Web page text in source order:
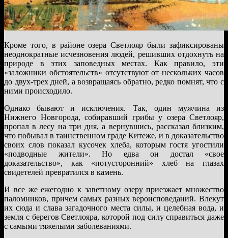
Кроме того, в районе озера Светлояр были зафиксированы
неоднократные исчезновения людей, решивших отдохнуть на
природе в этих заповедных местах. Как правило, эти
«заложники обстоятельств» отсутствуют от нескольких часов
до двух-трех дней, а возвращаясь обратно, редко помнят, что с
ними происходило.
Однако бывают и исключения. Так, один мужчина из
Нижнего Новгорода, собиравший грибы у озера Светлояр,
пропал в лесу на три дня, а вернувшись, рассказал близким,
что побывал в таинственном граде Китеже, и в доказательство
своих слов показал кусочек хлеба, которым гостя угостили
«подводные жители». Но едва он достал «свое
доказательство», как «потусторонний» хлеб на глазах
свидетелей превратился в камень.
И все же ежегодно к заветному озеру приезжает множество
паломников, причем самых разных вероисповеданий. Влекут
их сюда и слава загадочного места силы, и целебная вода, и
земля с берегов Светлояра, которой под силу справиться даже
с самыми тяжелыми заболеваниями.